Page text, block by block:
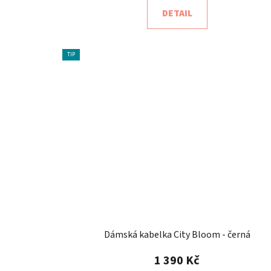
DETAIL
TIP
Dámská kabelka City Bloom - černá
1 390 Kč